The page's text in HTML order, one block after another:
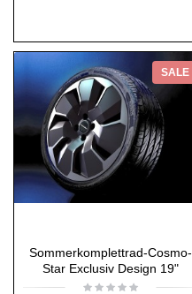
SALE
Sommerkomplettrad-Cosmo-
Star Exclusiv Design 19"